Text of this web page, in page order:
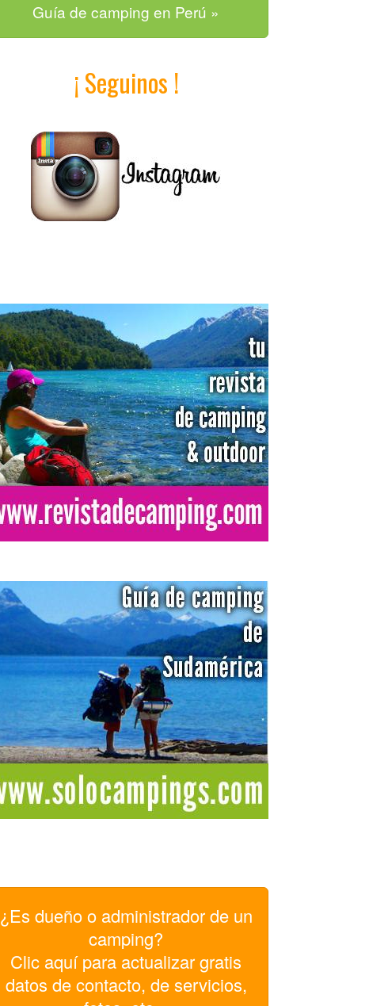
Guía de camping en Perú »
¡ Seguinos !
¿Es dueño o administrador de un
camping?
Clic aquí para actualizar gratis
datos de contacto, de servicios,